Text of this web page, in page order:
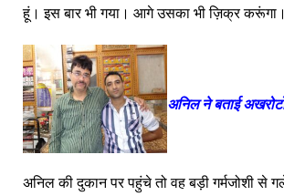
हूं। इस बार भी गया। आगे उसका भी ज़िक्र करूंगा।
अनिल ने बताई
अनिल की दुकान पर पहुंचे तो वह बड़ी गर्मजोशी से